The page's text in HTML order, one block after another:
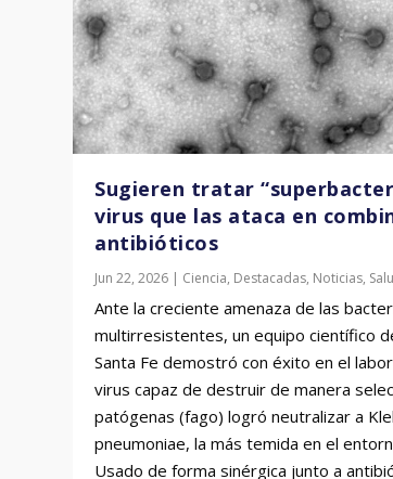
Sugieren tratar
virus que las ataca en
antibióticos
Jun 22, 2026 | Ciencia, Destacadas, Noticias,
Ante la creciente amenaza de las
multirresistentes, un equipo científico
Santa Fe demostró con éxito en el
virus capaz de destruir de manera
patógenas (fago) logró neutralizar a
pneumoniae, la más temida en el
Usado de forma sinérgica junto a